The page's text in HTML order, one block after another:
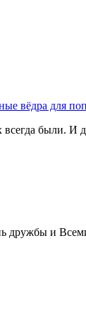
вёдра для
были.
и